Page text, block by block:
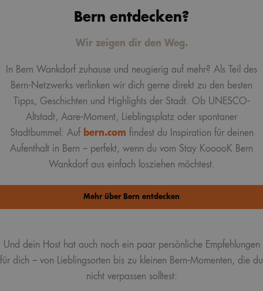
Bern entdecken?
Wir zeigen dir den Weg.
In Bern Wankdorf zuhause und neugierig auf mehr? Als Teil des
Bern-Netzwerks verlinken wir dich gerne direkt zu den besten
Tipps, Geschichten und Highlights der Stadt. Ob UNESCO-
Altstadt, Aare-Moment, Lieblingsplatz oder spontaner
Stadtbummel: Auf bern.com findest du Inspiration für deinen
Aufenthalt in Bern – perfekt, wenn du vom Stay KooooK Bern
Wankdorf aus einfach losziehen möchtest.
Mehr über Bern entdecken
Und dein Host hat auch noch ein paar persönliche Empfehlungen
für dich – von Lieblingsorten bis zu kleinen Bern-Momenten, die du
nicht verpassen solltest: